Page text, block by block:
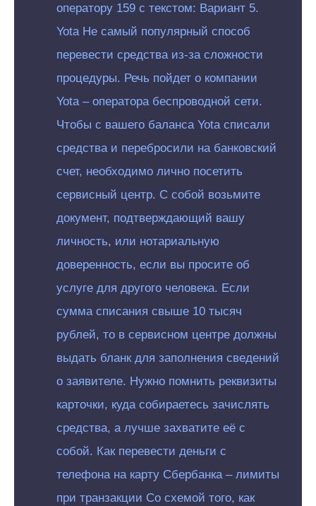
оператору 159 с текстом: Вариант 5.
Yota Не самый популярный способ
перевести средства из-за сложности
процедуры. Речь пойдет о компании
Yota – оператора беспроводной сети.
Чтобы с вашего баланса Yota списали
средства и перебросили на банковский
счет, необходимо лично посетить
сервисный центр. С собой возьмите
документ, подтверждающий вашу
личность, или нотариальную
доверенность, если вы просите об
услуге для другого человека. Если
сумма списания свыше 10 тысяч
рублей, то в сервисном центре должны
выдать бланк для заполнения сведений
о заявителе. Нужно помнить реквизиты
карточки, куда собираетесь зачислять
средства, а лучше захватите её с
собой. Как перевести деньги с
телефона на карту Сбербанка – лимиты
при транзакции Со схемой того, как